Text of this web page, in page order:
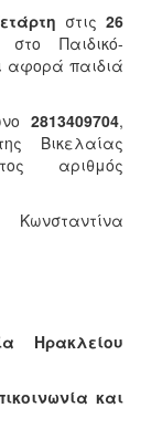
στις 26
Παιδικό-
αφορά παιδιά
2813409704,
Βικελαίας
αριθμός
Κωνσταντίνα
Ηρακλείου
και